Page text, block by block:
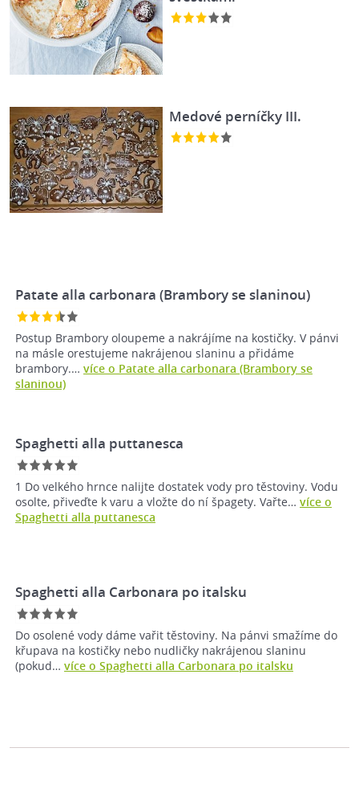
Medové perníčky III.
Patate alla carbonara (Brambory se slaninou)
Postup Brambory oloupeme a nakrájíme na kostičky. V pánvi
na másle orestujeme nakrájenou slaninu a přidáme
brambory.… více o Patate alla carbonara (Brambory se
slaninou)
Spaghetti alla puttanesca
1 Do velkého hrnce nalijte dostatek vody pro těstoviny. Vodu
osolte, přiveďte k varu a vložte do ní špagety. Vařte… více o
Spaghetti alla puttanesca
Spaghetti alla Carbonara po italsku
Do osolené vody dáme vařit těstoviny. Na pánvi smažíme do
křupava na kostičky nebo nudličky nakrájenou slaninu
(pokud… více o Spaghetti alla Carbonara po italsku